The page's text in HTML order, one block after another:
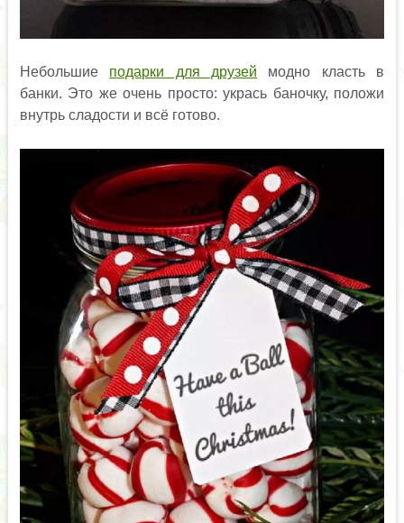
Небольшие подарки для друзей модно класть в
банки. Это же очень просто: укрась баночку, положи
внутрь сладости и всё готово.